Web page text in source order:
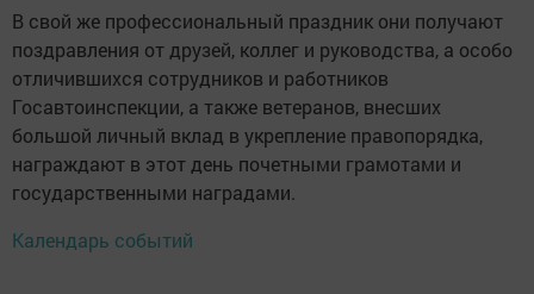
В свой же профессиональный праздник они получают
поздравления от друзей, коллег и руководства, а особо
отличившихся сотрудников и работников
Госавтоинспекции, а также ветеранов, внесших
большой личный вклад в укрепление правопорядка,
награждают в этот день почетными грамотами и
государственными наградами.
Календарь событий